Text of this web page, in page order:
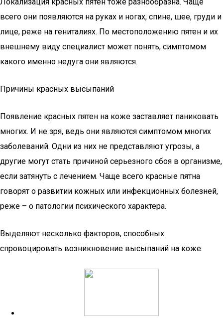
всего они появляются на руках и ногах, спине, шее, груди и
лице, реже на гениталиях. По местоположению пятен и их
внешнему виду специалист может понять, симптомом
какого именно недуга они являются.
Причины красных высыпаний
Появление красных пятен на коже заставляет паниковать
многих. И не зря, ведь они являются симптомом многих
заболеваний. Одни из них не представляют угрозы, а
другие могут стать причиной серьезного сбоя в организме,
если затянуть с лечением. Чаще всего красные пятна
говорят о развитии кожных или инфекционных болезней,
реже – о патологии психического характера.
Выделяют несколько факторов, способных
спровоцировать возникновение высыпаний на коже: